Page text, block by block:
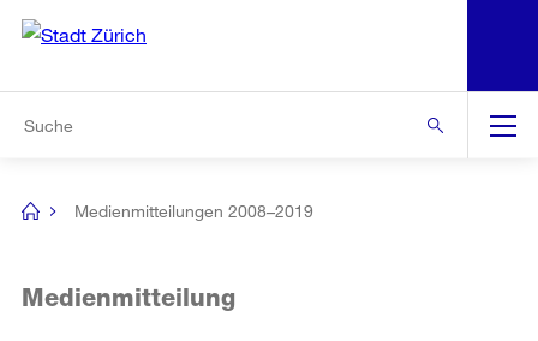
Navigation
[no
Medienmitteilungen 2008–2019
Medienmitteilung